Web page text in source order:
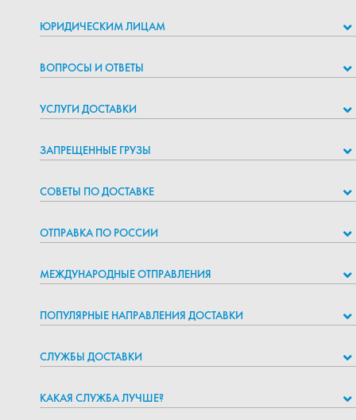
ЮРИДИЧЕСКИМ ЛИЦАМ
ВОПРОСЫ И ОТВЕТЫ
УСЛУГИ ДОСТАВКИ
ЗАПРЕЩЕННЫЕ ГРУЗЫ
СОВЕТЫ ПО ДОСТАВКЕ
ОТПРАВКА ПО РОССИИ
МЕЖДУНАРОДНЫЕ ОТПРАВЛЕНИЯ
ПОПУЛЯРНЫЕ НАПРАВЛЕНИЯ ДОСТАВКИ
СЛУЖБЫ ДОСТАВКИ
КАКАЯ СЛУЖБА ЛУЧШЕ?